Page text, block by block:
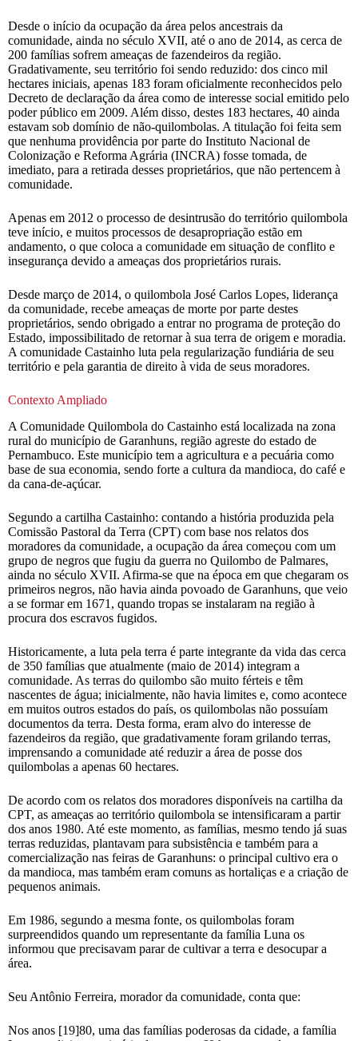
Desde o início da ocupação da área pelos ancestrais da
comunidade, ainda no século XVII, até o ano de 2014, as cerca de
200 famílias sofrem ameaças de fazendeiros da região.
Gradativamente, seu território foi sendo reduzido: dos cinco mil
hectares iniciais, apenas 183 foram oficialmente reconhecidos pelo
Decreto de declaração da área como de interesse social emitido pelo
poder público em 2009. Além disso, destes 183 hectares, 40 ainda
estavam sob domínio de não-quilombolas. A titulação foi feita sem
que nenhuma providência por parte do Instituto Nacional de
Colonização e Reforma Agrária (INCRA) fosse tomada, de
imediato, para a retirada desses proprietários, que não pertencem à
comunidade.
Apenas em 2012 o processo de desintrusão do território quilombola
teve início, e muitos processos de desapropriação estão em
andamento, o que coloca a comunidade em situação de conflito e
insegurança devido a ameaças dos proprietários rurais.
Desde março de 2014, o quilombola José Carlos Lopes, liderança
da comunidade, recebe ameaças de morte por parte destes
proprietários, sendo obrigado a entrar no programa de proteção do
Estado, impossibilitado de retornar à sua terra de origem e moradia.
A comunidade Castainho luta pela regularização fundiária de seu
território e pela garantia de direito à vida de seus moradores.
Contexto Ampliado
A Comunidade Quilombola do Castainho está localizada na zona
rural do município de Garanhuns, região agreste do estado de
Pernambuco. Este município tem a agricultura e a pecuária como
base de sua economia, sendo forte a cultura da mandioca, do café e
da cana-de-açúcar.
Segundo a cartilha Castainho: contando a história produzida pela
Comissão Pastoral da Terra (CPT) com base nos relatos dos
moradores da comunidade, a ocupação da área começou com um
grupo de negros que fugiu da guerra no Quilombo de Palmares,
ainda no século XVII. Afirma-se que na época em que chegaram os
primeiros negros, não havia ainda povoado de Garanhuns, que veio
a se formar em 1671, quando tropas se instalaram na região à
procura dos escravos fugidos.
Historicamente, a luta pela terra é parte integrante da vida das cerca
de 350 famílias que atualmente (maio de 2014) integram a
comunidade. As terras do quilombo são muito férteis e têm
nascentes de água; inicialmente, não havia limites e, como acontece
em muitos outros estados do país, os quilombolas não possuíam
documentos da terra. Desta forma, eram alvo do interesse de
fazendeiros da região, que gradativamente foram grilando terras,
imprensando a comunidade até reduzir a área de posse dos
quilombolas a apenas 60 hectares.
De acordo com os relatos dos moradores disponíveis na cartilha da
CPT, as ameaças ao território quilombola se intensificaram a partir
dos anos 1980. Até este momento, as famílias, mesmo tendo já suas
terras reduzidas, plantavam para subsistência e também para a
comercialização nas feiras de Garanhuns: o principal cultivo era o
da mandioca, mas também eram comuns as hortaliças e a criação de
pequenos animais.
Em 1986, segundo a mesma fonte, os quilombolas foram
surpreendidos quando um representante da família Luna os
informou que precisavam parar de cultivar a terra e desocupar a
área.
Seu Antônio Ferreira, morador da comunidade, conta que:
Nos anos [19]80, uma das famílias poderosas da cidade, a família